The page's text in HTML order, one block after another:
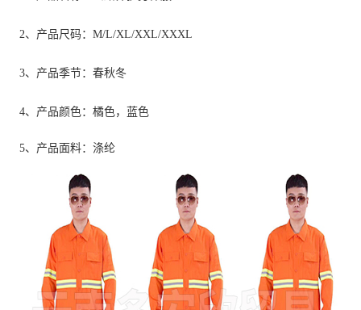
2、产品尺码：M/L/XL/XXL/XXXL
3、产品季节：春秋冬
4、产品颜色：橘色，蓝色
5、产品面料：涤纶